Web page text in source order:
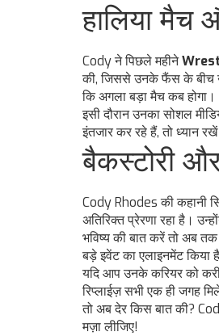
हालिया मैच
Cody ने पिछले महीने
की, जिससे उनके फैंस के बीच
कि अगला बड़ा मैच कब होगा।
इसी दौरान उनका सोशल
इंतजार कर रहे हैं, तो ध्यान
बैकस्टोरी
Cody Rhodes की कहानी
अतिरिक्त प्रेरणा रहा है।
भविष्य की बात करें तो अब
बड़े इवेंट का एलाइनमेंट
यदि आप उनके करियर को
रिप्लाईज़ सभी एक ही जगह
तो अब देर किस बात की?
मज़ा लीजिए!